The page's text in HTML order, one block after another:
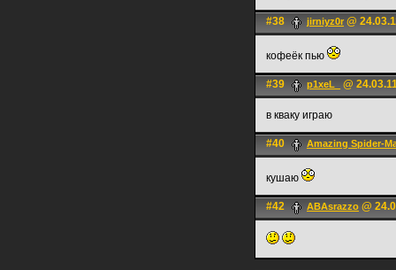
#38 jirniyz0r @
кофеёк пью
#39 p1xeL_ @
в кваку играю
#40 Amazing Spider-
кушаю
#42 ABAsrazzo @